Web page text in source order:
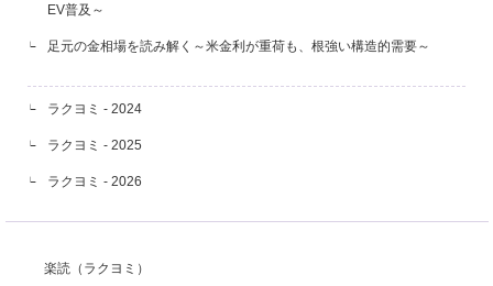
EV普及～
足元の金相場を読み解く～米金利が重荷も、根強い構造的需要～
ラクヨミ - 2024
ラクヨミ - 2025
ラクヨミ - 2026
楽読（ラクヨミ）